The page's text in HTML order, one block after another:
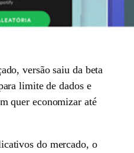
versão saiu da beta
limite de dados e
quer economizar até
do mercado, o